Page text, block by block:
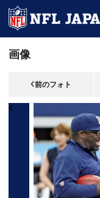
画像
前のフォト